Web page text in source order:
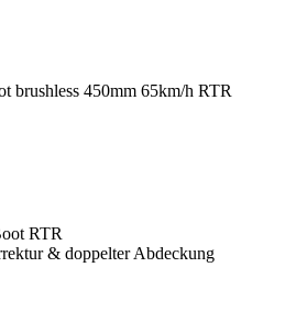
brushless 450mm 65km/h RTR
RTR
& doppelter Abdeckung